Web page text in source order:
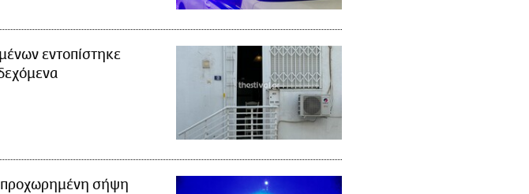
εντοπίστηκε
προχωρημένη σήψη